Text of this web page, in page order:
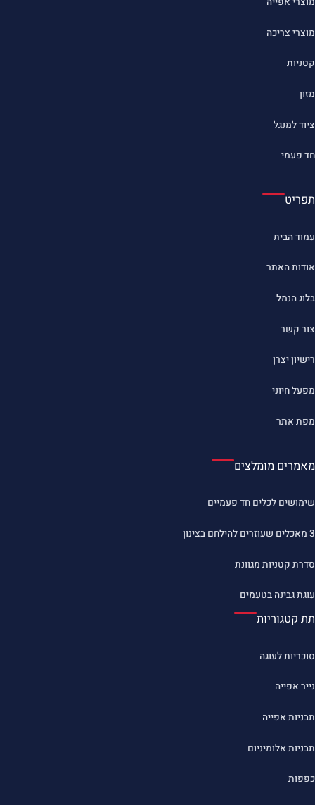
מוצרי צריכה
קטניות
מזון
ציוד למנגל
חד פעמי
תפריט
עמוד הבית
אודות האתר
בלוג הנמל
צור קשר
רישיון יצרן
מפעל חיוני
מפת אתר
מאמרים מומלצים
שימושים לכלים חד פעמיים
3 מאכלים שעוזרים להילחם בצינון
סדרת קטניות מגוונת
עוגת גבינה בטעמים
תת קטגוריות
סוכריות לעוגה
נייר אפייה
תבניות אפייה
תבניות אלומיניום
כפפות